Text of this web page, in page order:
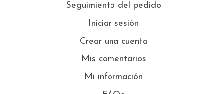
Seguimiento del pedido
Iniciar sesión
Crear una cuenta
Mis comentarios
Mi información